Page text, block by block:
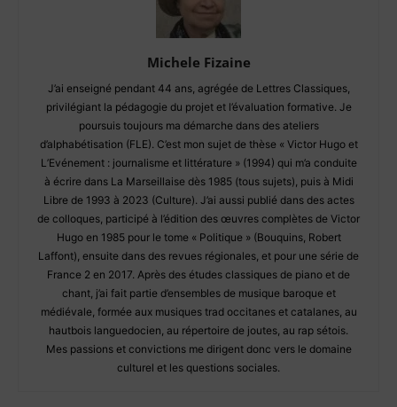
Michele Fizaine
J’ai enseigné pendant 44 ans, agrégée de Lettres Classiques,
privilégiant la pédagogie du projet et l’évaluation formative. Je
poursuis toujours ma démarche dans des ateliers
d’alphabétisation (FLE). C’est mon sujet de thèse « Victor Hugo et
L’Evénement : journalisme et littérature » (1994) qui m’a conduite
à écrire dans La Marseillaise dès 1985 (tous sujets), puis à Midi
Libre de 1993 à 2023 (Culture). J’ai aussi publié dans des actes
de colloques, participé à l’édition des œuvres complètes de Victor
Hugo en 1985 pour le tome « Politique » (Bouquins, Robert
Laffont), ensuite dans des revues régionales, et pour une série de
France 2 en 2017. Après des études classiques de piano et de
chant, j’ai fait partie d’ensembles de musique baroque et
médiévale, formée aux musiques trad occitanes et catalanes, au
hautbois languedocien, au répertoire de joutes, au rap sétois.
Mes passions et convictions me dirigent donc vers le domaine
culturel et les questions sociales.